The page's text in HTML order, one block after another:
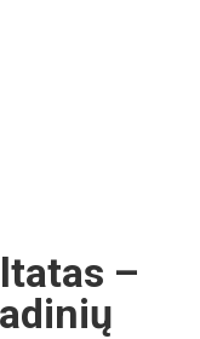
–